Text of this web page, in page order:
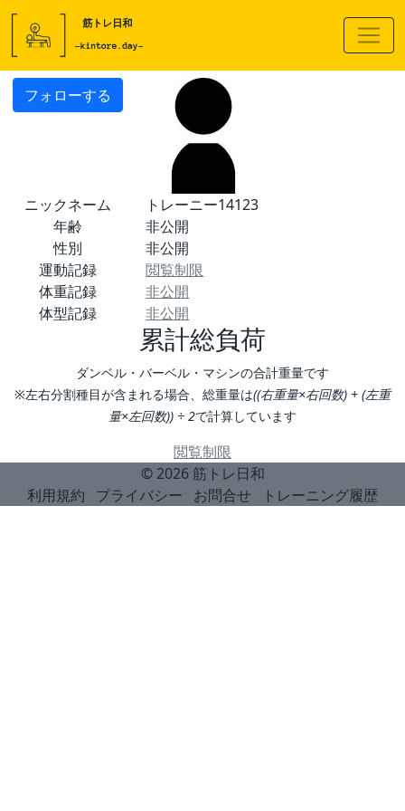
フォローする
ニックネーム
トレーニー14123
年齢
非公開
性別
非公開
運動記録
閲覧制限
体重記録
非公開
体型記録
非公開
累計総負荷
ダンベル・バーベル・マシンの合計重量です
※左右分割種目が含まれる場合、総重量は((右重量×右回数) + (左重
量×左回数)) ÷ 2で計算しています
閲覧制限
© 2026 筋トレ日和
利用規約
プライバシー お問合せ トレーニング履歴